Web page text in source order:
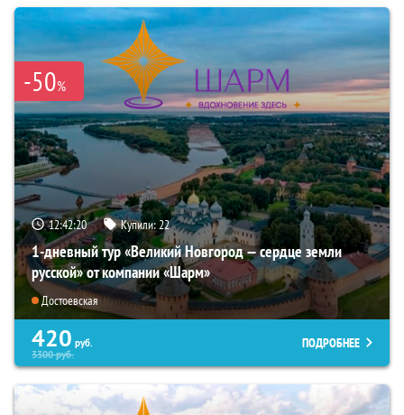
-50%
12:42:18 Купили:22
1-дневный тур «Великий Новгород — сердце земли
русской» от компании «Шарм»
Достоевская
420 руб.
3300руб.
ПОДРОБНЕЕ